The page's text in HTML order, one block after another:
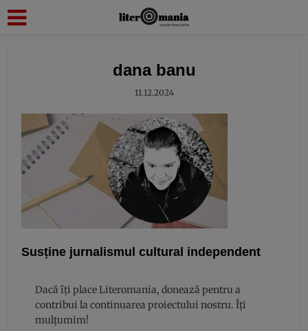
dana banu
11.12.2024
Susține jurnalismul cultural independent
Dacă îți place Literomania, donează pentru a
contribui la continuarea proiectului nostru. Îți
mulțumim!
modal-check